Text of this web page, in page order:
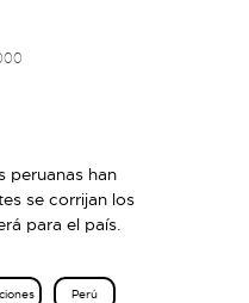
peruanas han
se corrijan los
para el país.
Perú